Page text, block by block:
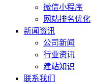
微信小程序
网站排名优化
新闻资讯
公司新闻
行业资讯
建站知识
联系我们